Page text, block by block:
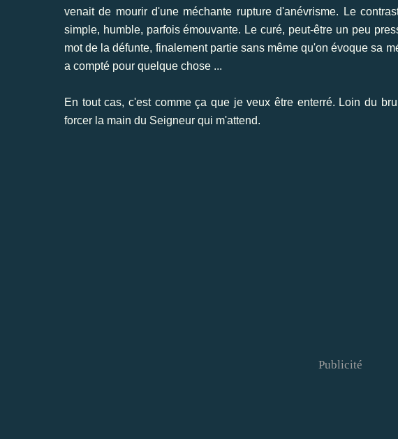
venait de mourir d'une méchante rupture d'anévrisme. Le
simple, humble, parfois émouvante. Le curé, peut-être un peu
mot de la défunte, finalement partie sans même qu'on évoque sa
a compté pour quelque chose ...
En tout cas, c'est comme ça que je veux être enterré. Loin du
forcer la main du Seigneur qui m'attend.
Publicité